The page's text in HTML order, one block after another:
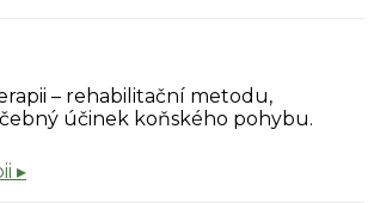
– rehabilitační metodu,
účinek koňského pohybu.
▸